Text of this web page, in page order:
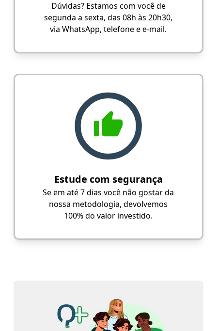
Dúvidas? Estamos com você de
segunda a sexta, das 08h às 20h30,
via WhatsApp, telefone e e-mail.
Estude com segurança
Se em até 7 dias você não gostar da
nossa metodologia, devolvemos
100% do valor investido.